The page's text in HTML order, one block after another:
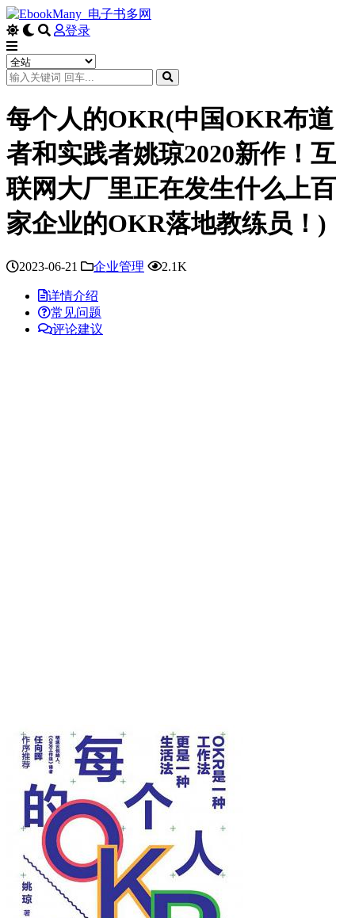
登录
每个人的OKR(中国OKR布道
者和实践者姚琼2020新作！互
联网大厂里正在发生什么上百
家企业的OKR落地教练员！)
2023-06-21 企业管理 2.1K
详情介绍
常见问题
评论建议